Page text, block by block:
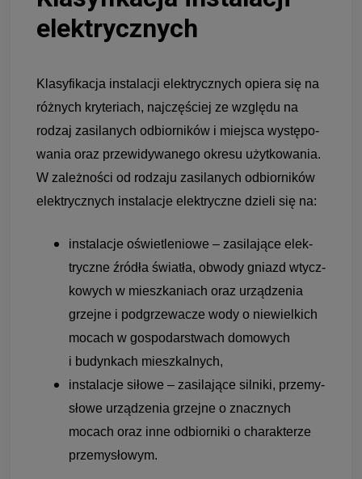
elek­trycz­nych
Kla­sy­fi­ka­cja insta­la­cji elek­trycz­nych opiera się na
róż­nych kry­te­riach, naj­czę­ściej ze względu na
rodzaj zasi­la­nych odbior­ni­ków i miej­sca wystę­po­
wa­nia oraz prze­wi­dy­wa­nego okresu użyt­ko­wa­nia.
W zależ­no­ści od rodzaju zasi­la­nych odbior­ni­ków
elek­trycz­nych insta­la­cje elek­tryczne dzieli się na:
insta­la­cje oświe­tle­niowe – zasi­la­jące elek­
tryczne źró­dła świa­tła, obwody gniazd wtycz­
ko­wych w miesz­ka­niach oraz urzą­dze­nia
grzejne i pod­grze­wa­cze wody o nie­wiel­kich
mocach w gospo­dar­stwach domo­wych
i budyn­kach miesz­kal­nych,
insta­la­cje siłowe – zasi­la­jące sil­niki, prze­my­
słowe urzą­dze­nia grzejne o znacz­nych
mocach oraz inne odbior­niki o cha­rak­te­rze
prze­my­sło­wym.